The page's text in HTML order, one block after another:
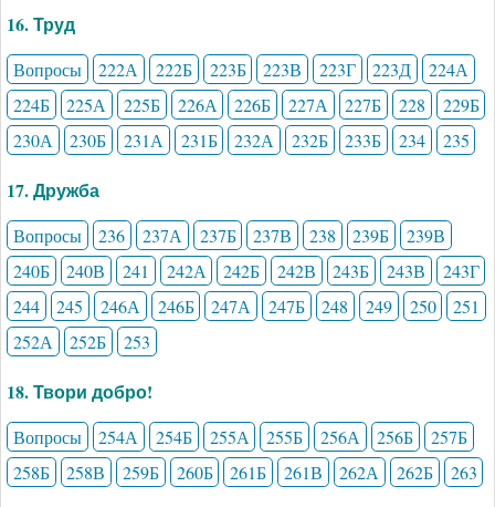
16. Труд
Вопросы 222А 222Б 223Б 223В 223Г 223Д
224А
224Б
225А 225Б 226А 226Б 227А 227Б 228
229Б
230А
230Б 231А 231Б 232А 232Б 233Б 234 235
17. Дружба
Вопросы 236 237А 237Б 237В 238 239Б
239В
240Б
240В 241 242А 242Б 242В 243Б 243В
243Г
244
245 246А 246Б 247А 247Б 248 249 250
251
252А
252Б 253
18. Твори добро!
Вопросы 254А 254Б 255А 255Б 256А 256Б
257Б
258Б
258В 259Б 260Б 261Б 261В 262А 262Б 263